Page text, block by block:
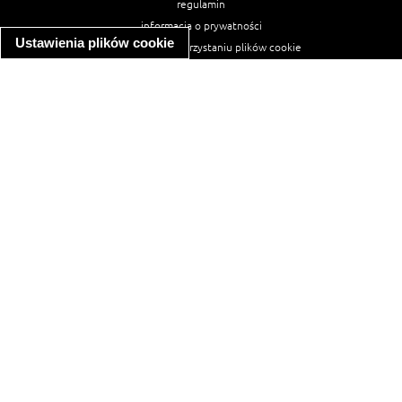
Ustawienia plików cookie
regulamin
informacja o prywatności
informacja o wykorzystaniu plików cookie